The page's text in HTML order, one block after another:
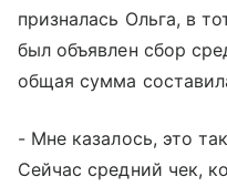
призналась Ольга, в
был объявлен сбор
общая сумма
- Мне казалось, это
Сейчас средний чек,